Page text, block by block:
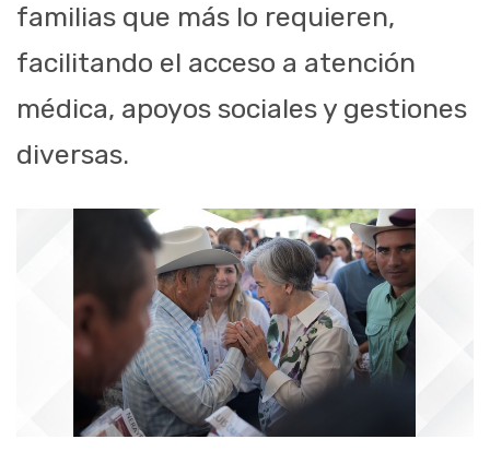
familias que más lo requieren,
facilitando el acceso a atención
médica, apoyos sociales y gestiones
diversas.